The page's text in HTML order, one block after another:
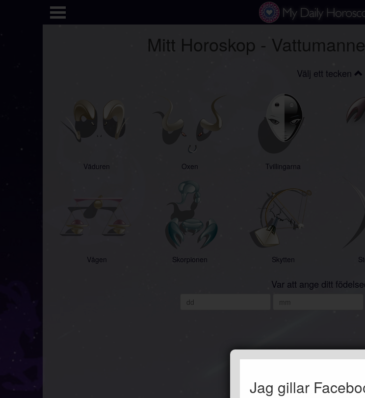
Mitt Horoskop -
Välj ett tecken
Väduren Oxen Tvillingarna
Vågen Skorpionen Skytten
Var att ange ditt
Jag gillar